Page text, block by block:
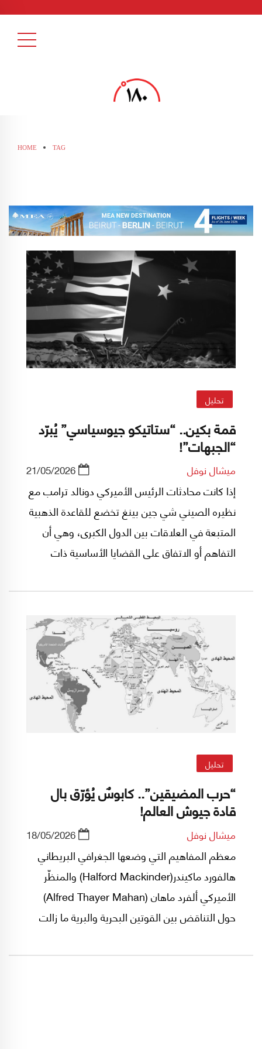
HOME TAG
تحليل
قمة بكين.. “ستاتيكو جيوسياسي” يُبرّد
“الجبهات”!
ميشال نوفل 21/05/2026
إذا كانت محادثات الرئيس الأميركي دونالد ترامب مع
نظيره الصيني شي جين بينغ تخضع للقاعدة الذهبية
المتبعة في العلاقات بين الدول الكبرى، وهي أن
التفاهم أو الاتفاق على القضايا الأساسية ذات
تسبق الاجتماعات الرسمية على مستوى القمة، فإن
ترامب يعود من زيارته إلى بكين التي أمضى فيها
تسع ساعات في اجتماعات انفرادية مع شي جين
بينغ، بـ"ستاتيكو جيوسياسي" على كل "الجبهات".
تحليل
“حرب المضيقين”.. كابوسٌ يُؤرّق بال
قادة جيوش العالم!
ميشال نوفل 18/05/2026
معظم المفاهيم التي وضعها الجغرافي البريطاني
هالفورد ماكيندر(Halford Mackinder) والمنظّر
الأميركي ألفرد ماهان (Alfred Thayer Mahan)
حول التناقض بين القوتين البحرية والبرية ما زالت
في مضيق هرمز في سياق الحرب الأميركية -